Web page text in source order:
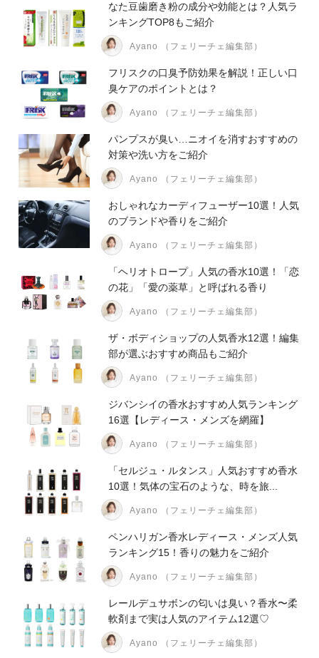
なた豆歯磨き粉の成分や効能とは？人気ラ
ンキングTOP8もご紹介
Ayano （フェリーチェ編集部）
フリスクの口臭予防効果を解説！正しい口
臭ケアのポイントとは？
Ayano （フェリーチェ編集部）
パンプスが臭い…ニオイを消すおすすめの
対策や洗い方をご紹介
Ayano （フェリーチェ編集部）
おしゃれなカーディフューザー10選！人気
のブランドや香りをご紹介
Ayano （フェリーチェ編集部）
「ヘリオトロープ」人気の香水10選！「恋
の花」「愛の薬草」と呼ばれる香り
Ayano （フェリーチェ編集部）
ザ・ボディショップの人気香水12選！編集
部が選ぶおすすめ商品もご紹介
Ayano （フェリーチェ編集部）
ジバンシイの香水おすすめ人気ランキング
16選【レディース・メンズを網羅】
Ayano （フェリーチェ編集部）
「セルジュ・ルタンス」人気おすすめ香水
10選！気体の宝石のような、時を旅...
Ayano （フェリーチェ編集部）
ペンハリガン香水レディース・メンズ人気
ランキング15！香りの魅力をご紹介
Ayano （フェリーチェ編集部）
レールデュサボンの匂いは臭い？香水〜柔
軟剤まで実は人気のアイテム12選♡
Ayano （フェリーチェ編集部）